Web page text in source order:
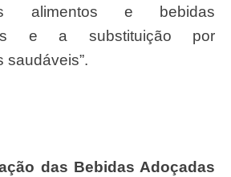
alimentos e bebidas
e a substituição por
saudáveis”.
das Bebidas Adoçadas